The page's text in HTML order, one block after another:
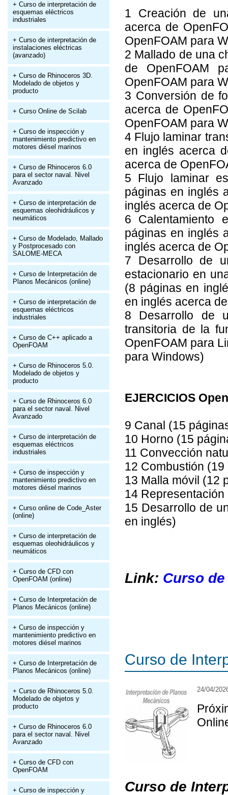
+ Curso de interpretación de
esquemas eléctricos
industriales
+ Curso de interpretación de
instalaciones eléctricas
(avanzado)
+ Curso de Rhinoceros 3D.
Modelado de objetos y
producto
+ Curso Online de Scilab
+ Curso de inspección y
mantenimiento predictivo en
motores diésel marinos
+ Curso de Rhinoceros 6.0
para el sector naval. Nivel
Avanzado
+ Curso de interpretación de
esquemas oleohidráulicos y
neumáticos
+ Curso de Modelado, Mallado
y Postprocesado con
SALOME-MECA
+ Curso de Interpretación de
Planos Mecánicos (online)
+ Curso de interpretación de
esquemas eléctricos
industriales
+ Curso de C++ aplicado a
OpenFOAM
+ Curso de Rhinoceros 5.0.
Modelado de objetos y
producto
+ Curso de Rhinoceros 6.0
para el sector naval. Nivel
Avanzado
+ Curso de interpretación de
esquemas eléctricos
industriales
+ Curso de inspección y
mantenimiento predictivo en
motores diésel marinos
+ Curso online de Code_Aster
(online)
+ Curso de interpretación de
esquemas oleohidráulicos y
neumáticos
+ Curso de CFD con
OpenFOAM (online)
+ Curso de Interpretación de
Planos Mecánicos (online)
+ Curso de inspección y
mantenimiento predictivo en
motores diésel marinos
+ Curso de Interpretación de
Planos Mecánicos (online)
+ Curso de Rhinoceros 5.0.
Modelado de objetos y
producto
+ Curso de Rhinoceros 6.0
para el sector naval. Nivel
Avanzado
+ Curso de CFD con
OpenFOAM
+ Curso de inspección y
1 Creación de
acerca de
OpenFOAM para
2 Mallado de una
de OpenFOAM
OpenFOAM para
3 Conversión de
acerca de
OpenFOAM para
4 Flujo laminar
en inglés acerca
acerca de
5 Flujo laminar
páginas en inglés
inglés acerca de
6 Calentamiento
páginas en inglés
inglés acerca de
7 Desarrollo de
estacionario en
(8 páginas en
en inglés acerca
8 Desarrollo de
transitoria de la
OpenFOAM para
para Windows)
EJERCICIOS
9 Canal (15
10 Horno (15
11 Convección
12 Combustión
13 Malla móvil (12
14
15 Desarrollo de
en inglés)
Link: Curso de
Curso de
24/04/
Curso de